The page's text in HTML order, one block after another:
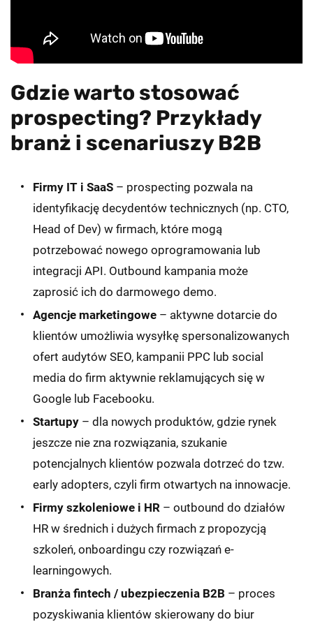
Gdzie warto stosować
prospecting? Przykłady
branż i scenariuszy B2B
Firmy IT i SaaS – prospecting pozwala na
identyfikację decydentów technicznych (np. CTO,
Head of Dev) w firmach, które mogą
potrzebować nowego oprogramowania lub
integracji API. Outbound kampania może
zaprosić ich do darmowego demo.
Agencje marketingowe – aktywne dotarcie do
klientów umożliwia wysyłkę spersonalizowanych
ofert audytów SEO, kampanii PPC lub social
media do firm aktywnie reklamujących się w
Google lub Facebooku.
Startupy – dla nowych produktów, gdzie rynek
jeszcze nie zna rozwiązania, szukanie
potencjalnych klientów pozwala dotrzeć do tzw.
early adopters, czyli firm otwartych na innowacje.
Firmy szkoleniowe i HR – outbound do działów
HR w średnich i dużych firmach z propozycją
szkoleń, onboardingu czy rozwiązań e-
learningowych.
Branża fintech / ubezpieczenia B2B – proces
pozyskiwania klientów skierowany do biur